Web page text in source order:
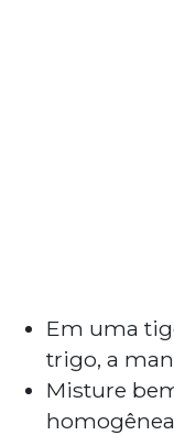
Em uma
trigo, a
Misture